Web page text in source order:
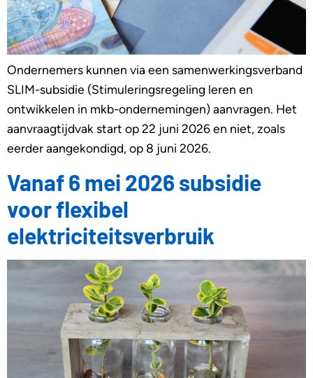
Ondernemers kunnen via een samenwerkingsverband
SLIM-subsidie (Stimuleringsregeling leren en
ontwikkelen in mkb-ondernemingen) aanvragen. Het
aanvraagtijdvak start op 22 juni 2026 en niet, zoals
eerder aangekondigd, op 8 juni 2026.
Vanaf 6 mei 2026 subsidie
voor flexibel
elektriciteitsverbruik